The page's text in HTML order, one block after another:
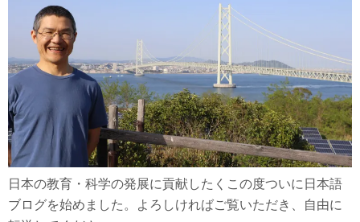
日本の教育・科学の発展に貢献したくこの度ついに日本語
ブログを始めました。よろしければご覧いただき、自由に